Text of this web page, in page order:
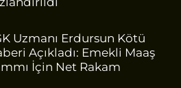
Uzmanı Erdursun Kötü
Açıkladı: Emekli Maaş
İçin Net Rakam